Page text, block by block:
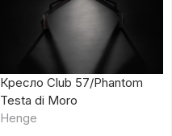
Кресло Club 57/Phantom
Testa di Moro
Henge